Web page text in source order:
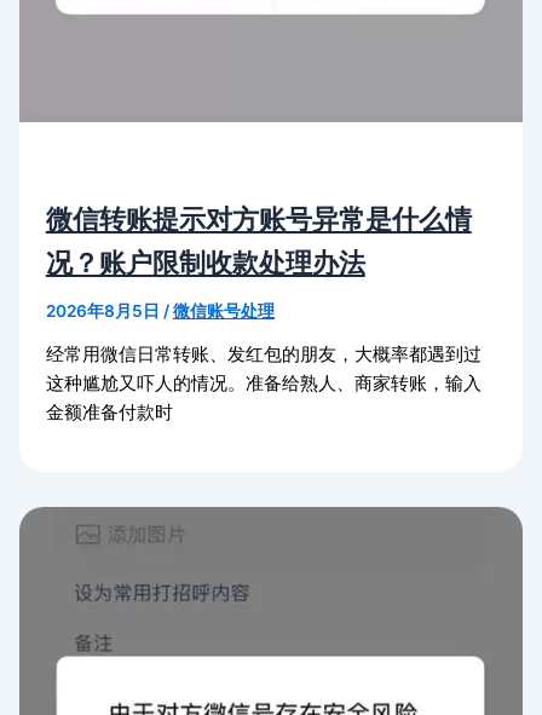
微信转账提示对方账号异常是什么情
况？账户限制收款处理办法
2026年8月5日 /微信账号处理
经常用微信日常转账、发红包的朋友，大概率都遇到过
这种尴尬又吓人的情况。准备给熟人、商家转账，输入
金额准备付款时